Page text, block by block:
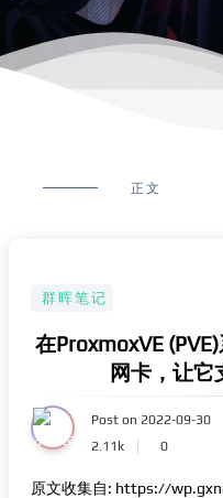
正文
群晖笔记
在ProxmoxVE
网卡，让它
Post on 2022-09-30
2.11k
0
原文收集自: https://